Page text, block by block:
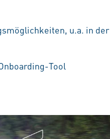
u.a. in der
Tool